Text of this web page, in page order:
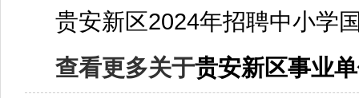
贵安新区2024年招聘中小学
查看更多关于贵安新区事业